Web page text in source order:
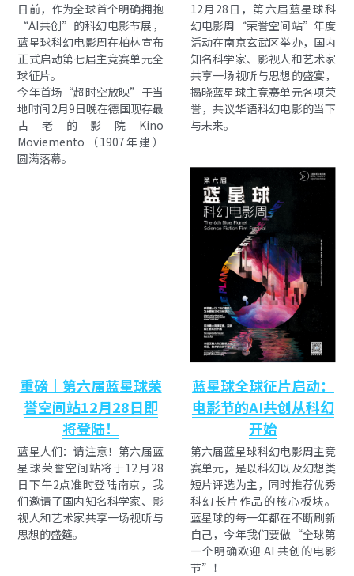
日前，作为全球首个明确拥抱
“AI共创”的科幻电影节展，
蓝星球科幻电影周在柏林宣布
正式启动第七届主竞赛单元全
球征片。
今年首场“超时空放映”于当
地时间2月9日晚在德国现存最
古老的影院Kino
Moviemento（1907年建）
圆满落幕。
12月28日，第六届蓝星球科
幻电影周“荣誉空间站”年度
活动在南京玄武区举办，国内
知名科学家、影视人和艺术家
共享一场视听与思想的盛宴，
揭晓蓝星球主竞赛单元各项荣
誉，共议华语科幻电影的当下
与未来。
重磅｜第六届蓝星球荣
誉空间站12月28日即
将登陆！
蓝星人们：请注意！第六届蓝
星球荣誉空间站将于12月28
日下午2点准时登陆南京，我
们邀请了国内知名科学家、影
视人和艺术家共享一场视听与
思想的盛筵。
蓝星球全球征片启动：
电影节的AI共创从科幻
开始
第六届蓝星球科幻电影周主竞
赛单元，是以科幻以及幻想类
短片评选为主，同时推荐优秀
科幻长片作品的核心板块。
蓝星球的每一年都在不断刷新
自己，今年我们要做“全球第
一个明确欢迎 AI 共创的电影
节”！